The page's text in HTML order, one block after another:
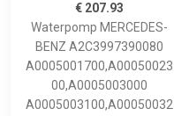
€ 207.93
Waterpomp MERCEDES-
BENZ A2C3997390080
A0005001700,A00050023
00,A0005003000
A0005003100,A00050032